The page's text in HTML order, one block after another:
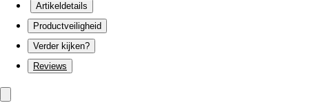
Artikeldetails
Productveiligheid
Verder kijken?
Reviews